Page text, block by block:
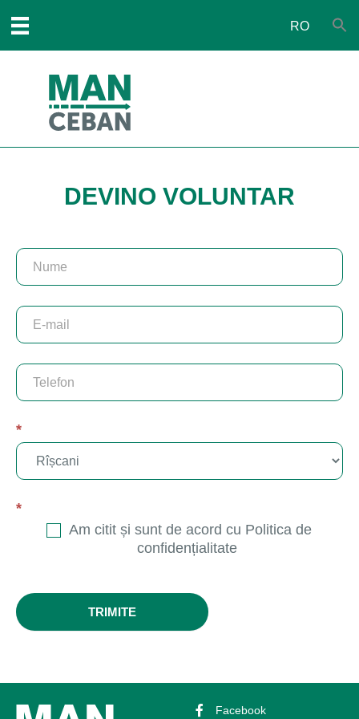
RO
DEVINO VOLUNTAR
Voluntar
*
*
Am citit și sunt de acord cu Politica de
confidențialitate
TRIMITE
Facebook